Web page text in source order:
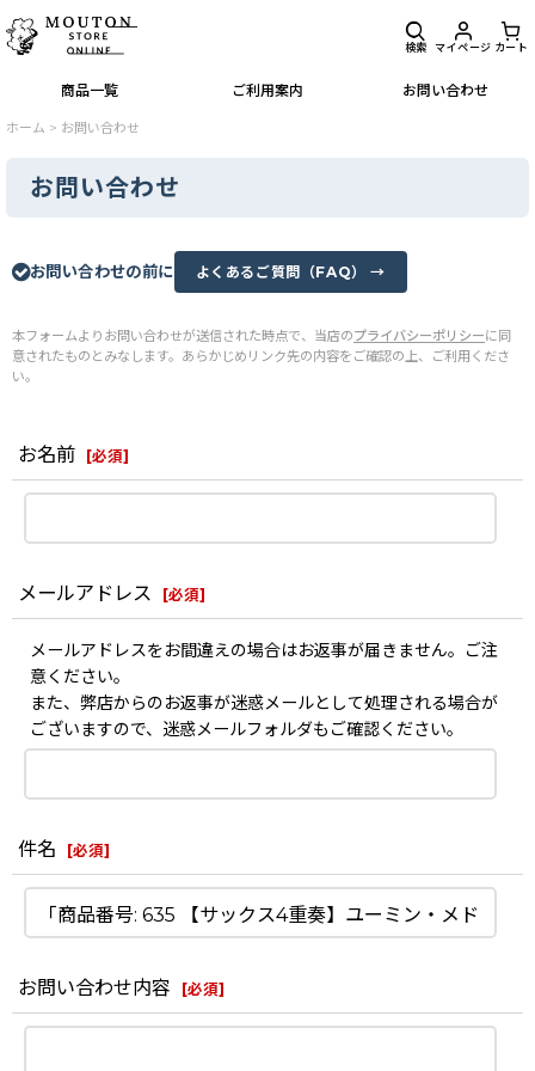
商品一覧 ご利用案内 お問い合わせ
検索 マイページ カート
ホーム > お問い合わせ
お問い合わせ
お問い合わせの前に よくあるご質問（FAQ） →
本フォームよりお問い合わせが送信された時点で、当店のプライバシーポリシーに同
意されたものとみなします。あらかじめリンク先の内容をご確認の上、ご利用くださ
い。
お名前 [必須]
メールアドレス [必須]
メールアドレスをお間違えの場合はお返事が届きません。ご注
意ください。
また、弊店からのお返事が迷惑メールとして処理される場合が
ございますので、迷惑メールフォルダもご確認ください。
件名 [必須]
お問い合わせ内容 [必須]